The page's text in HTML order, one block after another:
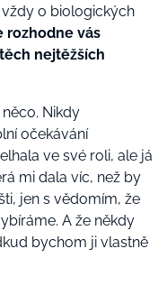
o biologických
rozhodne vás
nejtěžších
Nikdy
očekávání
ve své roli, ale já
mi dala víc, než by
jen s vědomím, že
A že někdy
bychom ji vlastně